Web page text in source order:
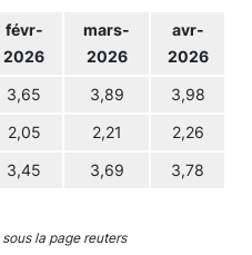
févr-
2026
mars-
2026
avr-
2026
3,65 3,89 3,98
2,05 2,21 2,26
3,45 3,69 3,78
la page reuters